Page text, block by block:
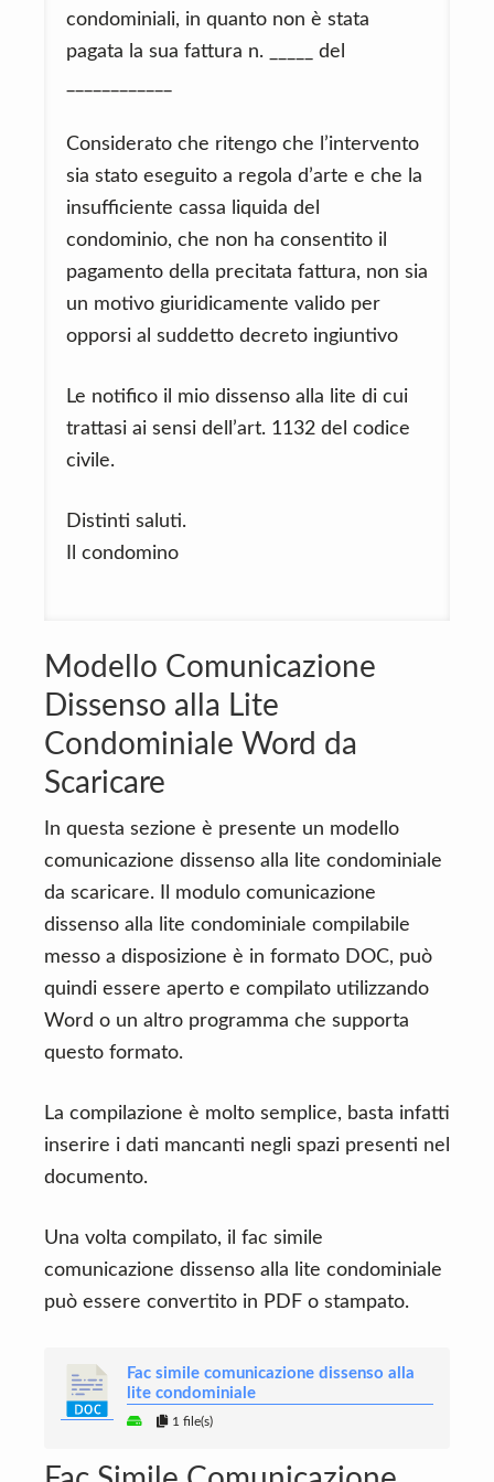
condominiali, in quanto non è stata
pagata la sua fattura n. _____ del
Considerato che ritengo che l’intervento
sia stato eseguito a regola d’arte e che la
insufficiente cassa liquida del
condominio, che non ha consentito il
pagamento della precitata fattura, non sia
un motivo giuridicamente valido per
opporsi al suddetto decreto ingiuntivo
Le notifico il mio dissenso alla lite di cui
trattasi ai sensi dell’art. 1132 del codice
civile.
Distinti saluti.
Il condomino
Modello Comunicazione
Dissenso alla Lite
Condominiale Word da
Scaricare
In questa sezione è presente un modello
comunicazione dissenso alla lite condominiale
da scaricare. Il modulo comunicazione
dissenso alla lite condominiale compilabile
messo a disposizione è in formato DOC, può
quindi essere aperto e compilato utilizzando
Word o un altro programma che supporta
questo formato.
La compilazione è molto semplice, basta infatti
inserire i dati mancanti negli spazi presenti nel
documento.
Una volta compilato, il fac simile
comunicazione dissenso alla lite condominiale
può essere convertito in PDF o stampato.
Fac simile comunicazione dissenso alla
lite condominiale
1 file(s)